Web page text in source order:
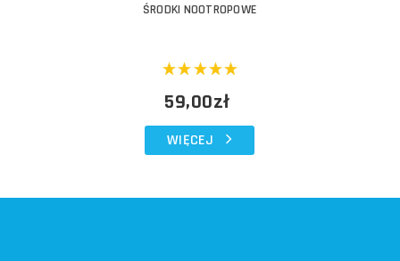
ŚRODKI NOOTROPOWE
59,00zł
WIĘCEJ